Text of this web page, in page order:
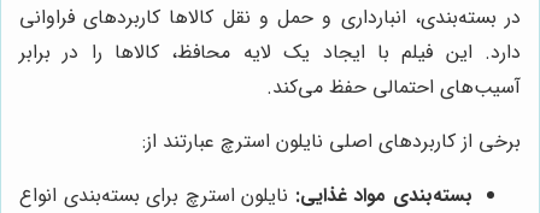
در بسته‌بندی، انبارداری و حمل و نقل کالاها کاربردهای فراوانی
دارد. این فیلم با ایجاد یک لایه محافظ، کالاها را در برابر
آسیب‌های احتمالی حفظ می‌کند.
برخی از کاربردهای اصلی نایلون استرچ عبارتند از:
بسته‌بندی مواد غذایی: نایلون استرچ برای بسته‌بندی انواع